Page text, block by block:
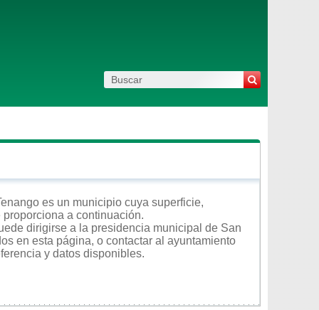
es un municipio cuya superficie,
a continuación.
dirigirse a la presidencia municipal de San
en esta página, o contactar al ayuntamiento
y datos disponibles.